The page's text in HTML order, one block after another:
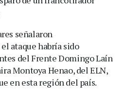
señalaron
ataque habría sido
del Frente Domingo Laín
Montoya Henao, del ELN,
en esta región del país.